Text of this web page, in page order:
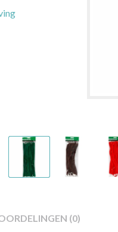
(0)